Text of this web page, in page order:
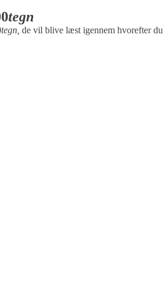
tegn
tegn, de vil blive læst igennem hvorefter du